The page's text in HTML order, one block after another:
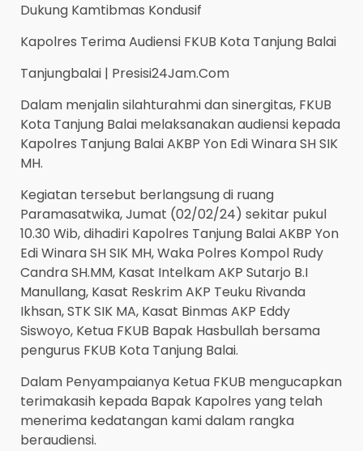
Dukung Kamtibmas Kondusif
Kapolres Terima Audiensi FKUB Kota Tanjung Balai
Tanjungbalai | Presisi24Jam.Com
Dalam menjalin silahturahmi dan sinergitas, FKUB
Kota Tanjung Balai melaksanakan audiensi kepada
Kapolres Tanjung Balai AKBP Yon Edi Winara SH SIK
MH.
Kegiatan tersebut berlangsung di ruang
Paramasatwika, Jumat (02/02/24) sekitar pukul
10.30 Wib, dihadiri Kapolres Tanjung Balai AKBP Yon
Edi Winara SH SIK MH, Waka Polres Kompol Rudy
Candra SH.MM, Kasat Intelkam AKP Sutarjo B.I
Manullang, Kasat Reskrim AKP Teuku Rivanda
Ikhsan, STK SIK MA, Kasat Binmas AKP Eddy
Siswoyo, Ketua FKUB Bapak Hasbullah bersama
pengurus FKUB Kota Tanjung Balai.
Dalam Penyampaianya Ketua FKUB mengucapkan
terimakasih kepada Bapak Kapolres yang telah
menerima kedatangan kami dalam rangka
beraudiensi.